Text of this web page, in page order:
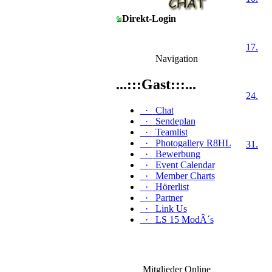
Direkt-Login
Navigation
...:::Gast:::...
·
Chat
·
Sendeplan
·
Teamlist
·
Photogallery R8HL
·
Bewerbung
·
Event Calendar
·
Member Charts
·
Hörerlist
·
Partner
·
Link Us
·
LS 15 ModÂ´s
Mitglieder Online
17.
24.
31.